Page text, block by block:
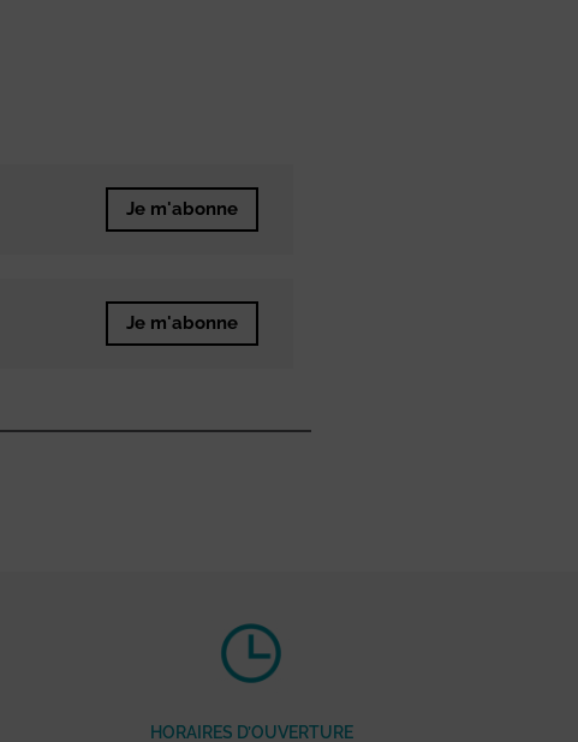
Je m'abonne
Je m'abonne
HORAIRES D’OUVERTURE